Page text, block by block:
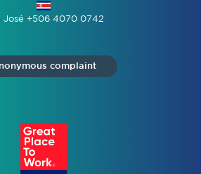
José +506 4070 0742
complaint